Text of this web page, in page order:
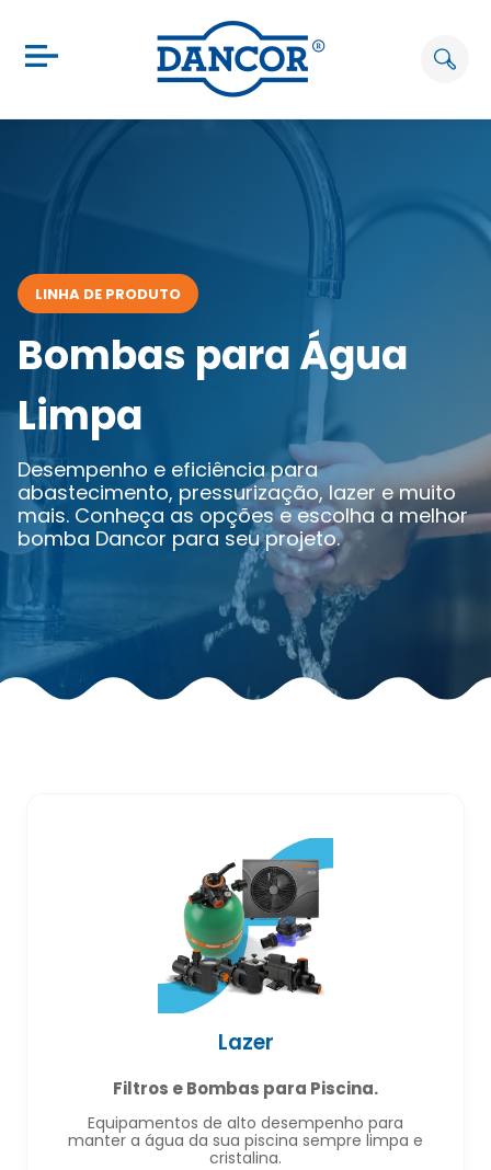
LINHA DE PRODUTO
Bombas para Água
Limpa
Desempenho e eficiência para
abastecimento, pressurização, lazer e muito
mais. Conheça as opções e escolha a melhor
bomba Dancor para seu projeto.
Lazer
Filtros e Bombas para Piscina.
Equipamentos de alto desempenho para
manter a água da sua piscina sempre limpa e
cristalina.